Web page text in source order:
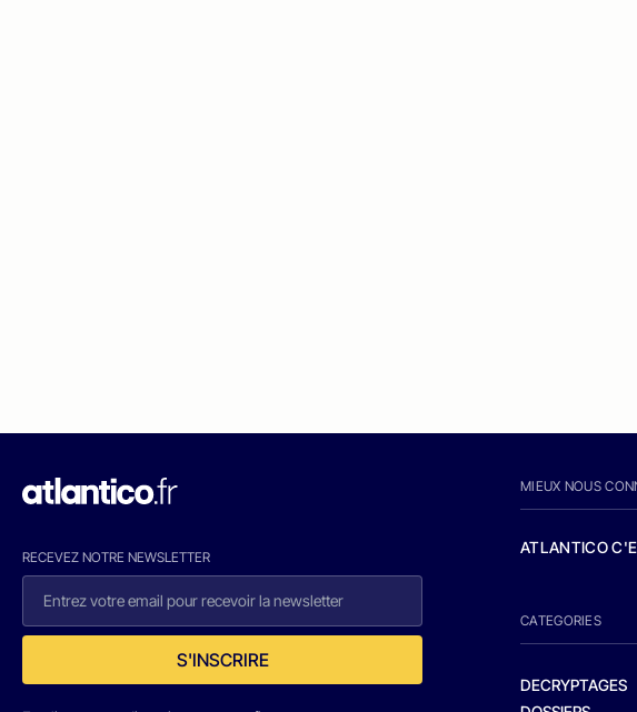
RECEVEZ NOTRE NEWSLETTER
S'INSCRIRE
MIEUX NOUS
ATLANTICO
CATEGORIES
DECRYPTAGES